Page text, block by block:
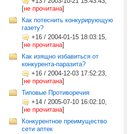
[не прочитана]
Как потеснить конкурирующую
газету?
+16 / 2004-01-15 18:03:15,
[не прочитана]
Как изящно избавиться от
конкурента-паразита?
+16 / 2004-12-03 17:52:23,
[не прочитана]
Типовые Противоречия
+14 / 2005-07-10 16:02:10,
[не прочитана]
Конкурентное преимущество
сети аптек